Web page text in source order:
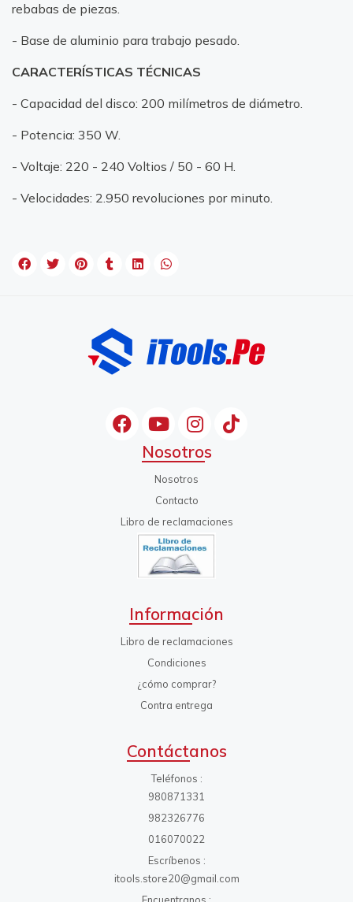
rebabas de piezas.
- Base de aluminio para trabajo pesado.
CARACTERÍSTICAS TÉCNICAS
- Capacidad del disco: 200 milímetros de diámetro.
- Potencia: 350 W.
- Voltaje: 220 - 240 Voltios / 50 - 60 H.
- Velocidades: 2.950 revoluciones por minuto.
Nosotros
Nosotros
Contacto
Libro de reclamaciones
Información
Libro de reclamaciones
Condiciones
¿cómo comprar?
Contra entrega
Contáctanos
Teléfonos
980871331
982326776
016070022
Escríbenos
itools.store20@gmail.com